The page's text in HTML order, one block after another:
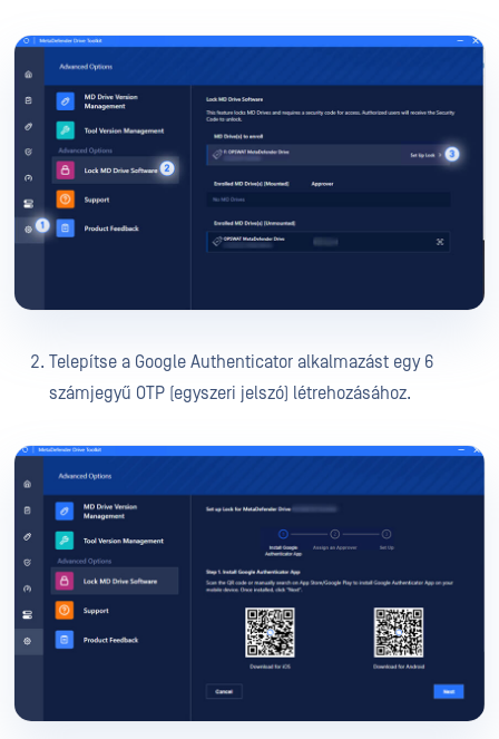
Telepítse a Google Authenticator alkalmazást egy 6
számjegyű OTP (egyszeri jelszó) létrehozásához.